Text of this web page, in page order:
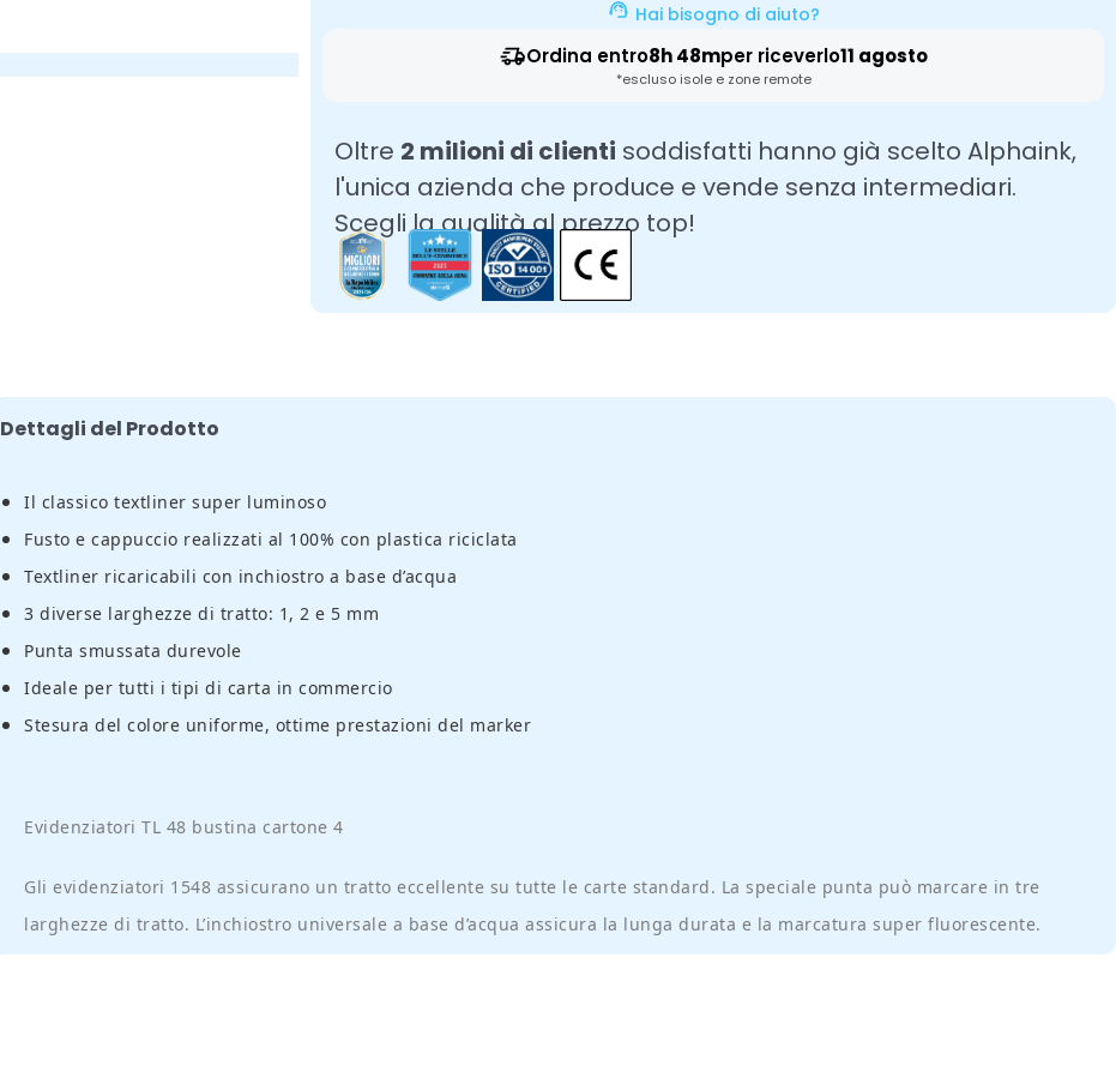
Hai bisogno di aiuto?
Ordina entro8h 48mper riceverlo11 agosto
*escluso isole e zone remote
Oltre 2 milioni di clienti soddisfatti hanno già scelto Alphaink,
l'unica azienda che produce e vende senza intermediari.
Scegli la qualità al prezzo top!
Dettagli del Prodotto
Il classico textliner super luminoso
Fusto e cappuccio realizzati al 100% con plastica riciclata
Textliner ricaricabili con inchiostro a base d’acqua
3 diverse larghezze di tratto: 1, 2 e 5 mm
Punta smussata durevole
Ideale per tutti i tipi di carta in commercio
Stesura del colore uniforme, ottime prestazioni del marker
Evidenziatori TL 48 bustina cartone 4
Gli evidenziatori 1548 assicurano un tratto eccellente su tutte le carte standard. La speciale punta può marcare in tre
larghezze di tratto. L’inchiostro universale a base d’acqua assicura la lunga durata e la marcatura super fluorescente.